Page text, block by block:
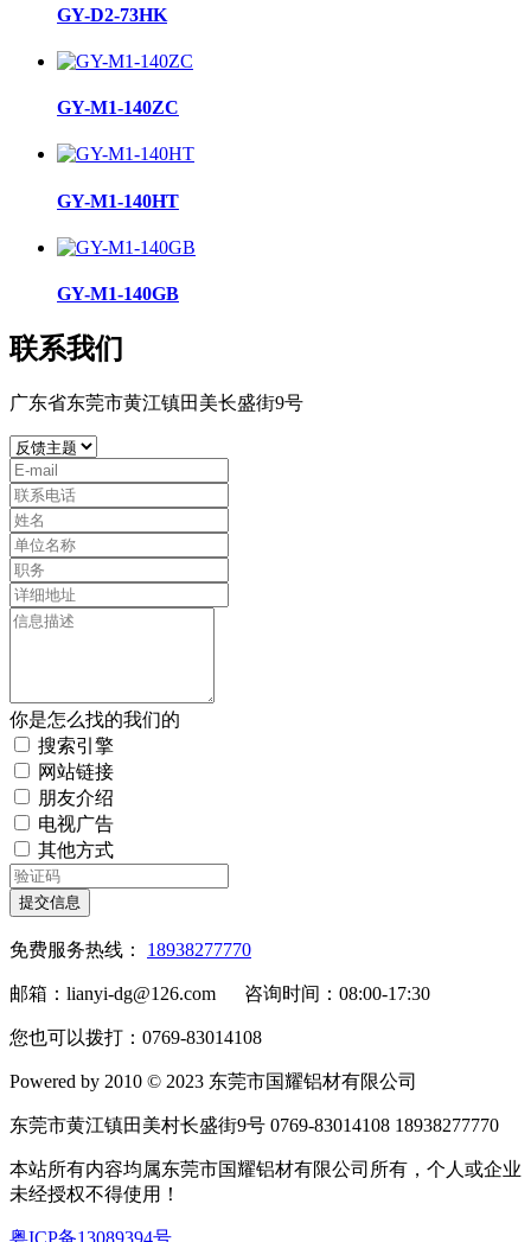
GY-D2-73HK
GY-M1-140ZC
GY-M1-140HT
GY-M1-140GB
联系我们
广东省东莞市黄江镇田美长盛街9号
你是怎么找的我们的
搜索引擎
网站链接
朋友介绍
电视广告
其他方式
提交信息
免费服务热线： 18938277770
邮箱：lianyi-dg@126.com 咨询时间：08:00-17:30
您也可以拨打：0769-83014108
Powered by 2010 © 2023 东莞市国耀铝材有限公司
东莞市黄江镇田美村长盛街9号 0769-83014108 18938277770
本站所有内容均属东莞市国耀铝材有限公司所有，个人或企业
未经授权不得使用！